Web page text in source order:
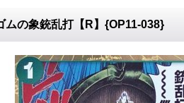
ムの象銃乱打【R】{OP11-038}